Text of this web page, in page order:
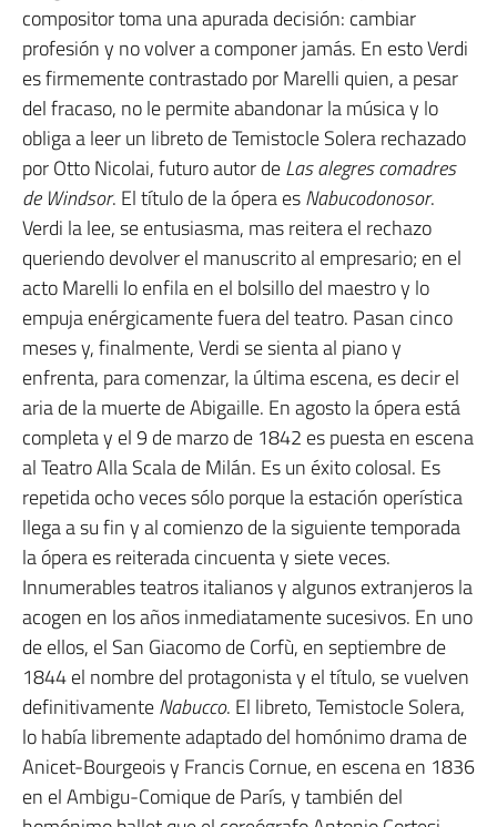
compositor toma una apurada decisión: cambiar
profesión y no volver a componer jamás. En esto Verdi
es firmemente contrastado por Marelli quien, a pesar
del fracaso, no le permite abandonar la música y lo
obliga a leer un libreto de Temistocle Solera rechazado
por Otto Nicolai, futuro autor deLas alegres comadres
de Windsor. El título de la ópera esNabucodonosor.
Verdi la lee, se entusiasma, mas reitera el rechazo
queriendo devolver el manuscrito al empresario; en el
acto Marelli lo enfila en el bolsillo del maestro y lo
empuja enérgicamente fuera del teatro. Pasan cinco
meses y, finalmente, Verdi se sienta al piano y
enfrenta, para comenzar, la última escena, es decir el
aria de la muerte de Abigaille. En agosto la ópera está
completa y el 9 de marzo de 1842 es puesta en escena
al Teatro Alla Scala de Milán. Es un éxito colosal. Es
repetida ocho veces sólo porque la estación operística
llega a su fin y al comienzo de la siguiente temporada
la ópera es reiterada cincuenta y siete veces.
Innumerables teatros italianos y algunos extranjeros la
acogen en los años inmediatamente sucesivos. En uno
de ellos, el San Giacomo de Corfù, en septiembre de
1844 el nombre del protagonista y el título, se vuelven
definitivamenteNabucco. El libreto, Temistocle Solera,
lo había libremente adaptado del homónimo drama de
Anicet-Bourgeois y Francis Cornue, en escena en 1836
en el Ambigu-Comique de París, y también del